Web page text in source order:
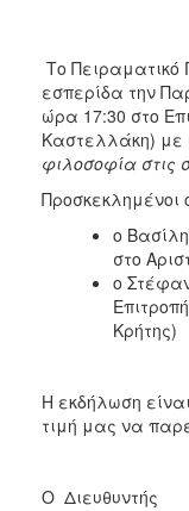
2018
2017
2016
2015
2013
2012
2011
2010
ΔΗΜΟΤΗΣ
Το Πειραματικό
εσπερίδα την
ώρα 17:30 στο
Καστελλάκη) με
φιλοσοφία στις
Προσκεκλημένοι
ο
στο
ο
Κρήτης)
Η εκδήλωση
τιμή μας να
Ο Διευθυντής